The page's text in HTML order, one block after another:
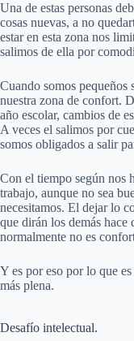
Una de estas personas
cosas nuevas, a no
estar en esta zona nos
salimos de ella por
Cuando somos pequeños
nuestra zona de confort.
año escolar, cambios de
A veces el salimos por
somos obligados a salir
Con el tiempo según nos
trabajo, aunque no sea
necesitamos. El dejar lo
que dirán los demás hace
normalmente no es
Y es por eso por lo que
más plena.
Desafío intelectual.